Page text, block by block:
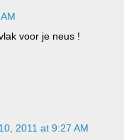
voor je neus !
2011 at 9:27 AM